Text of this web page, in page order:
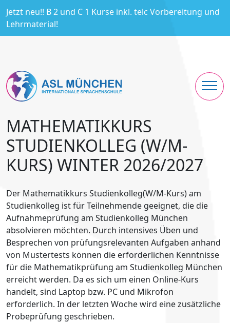
Jetzt neu!! B 2 und C 1 Kurse inkl. telc Vorbereitung und
Lehrmaterial!
MATHEMATIKKURS
STUDIENKOLLEG (W/M-
KURS) WINTER 2026/2027
Der Mathematikkurs Studienkolleg(W/M-Kurs) am
Studienkolleg ist für Teilnehmende geeignet, die die
Aufnahmeprüfung am Studienkolleg München
absolvieren möchten. Durch intensives Üben und
Besprechen von prüfungsrelevanten Aufgaben anhand
von Mustertests können die erforderlichen Kenntnisse
für die Mathematikprüfung am Studienkolleg München
erreicht werden. Da es sich um einen Online-Kurs
handelt, sind Laptop bzw. PC und Mikrofon
erforderlich. In der letzten Woche wird eine zusätzliche
Probeprüfung geschrieben.